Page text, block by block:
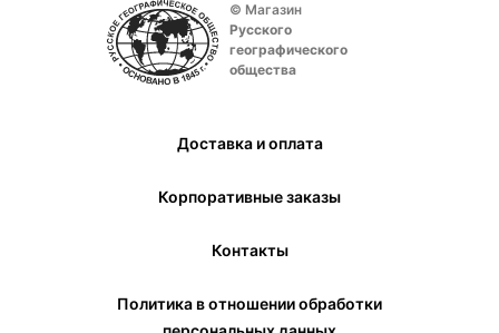
© Магазин
Русского
географического
общества
Доставка и оплата
Корпоративные заказы
Контакты
Политика в отношении обработки